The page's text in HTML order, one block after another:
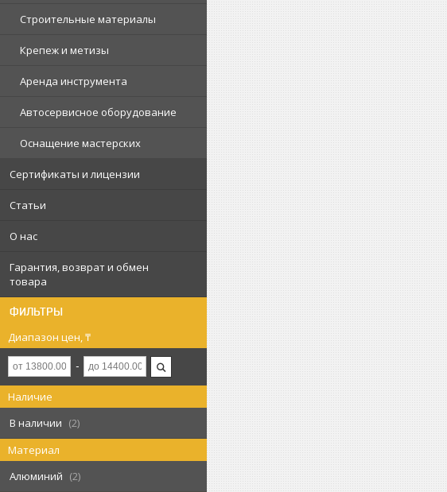
Строительные материалы
Крепеж и метизы
Аренда инструмента
Автосервисное оборудование
Оснащение мастерских
Сертификаты и лицензии
Статьи
О нас
Гарантия, возврат и обмен
товара
ФИЛЬТРЫ
Диапазон цен, ₸
Наличие
В наличии
2
Материал
Алюминий
2